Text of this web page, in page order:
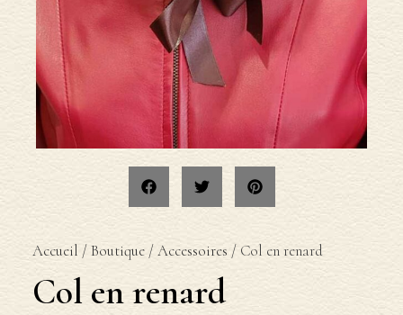
Accueil /Boutique/Accessoires / Col en renard
Col en renard